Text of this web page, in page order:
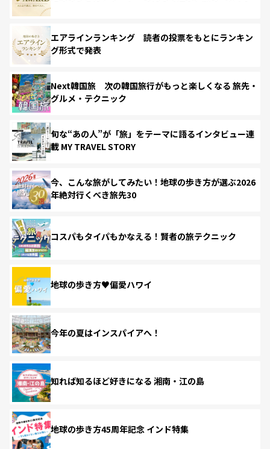
エアラインランキング 読者の投票をもとにランキン
グ形式で発表
Next韓国旅 次の韓国旅行がもっと楽しくなる 旅先・
グルメ・テクニック
旬な“あの人”が「旅」をテーマに語るインタビュー連
載 MY TRAVEL STORY
今、こんな旅がしてみたい！地球の歩き方が選ぶ2026
年絶対行くべき旅先30
コスパもタイパもかなえる！賢者の旅テクニック
地球の歩き方♥偏愛ハワイ
今年の夏はインスパイアへ！
知れば知るほど好きになる 湘南・江の島
地球の歩き方45周年記念 インド特集